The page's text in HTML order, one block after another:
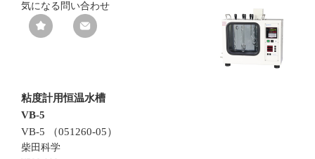
気になる 問い合わせ
粘度計用恒温水槽
VB-5
VB-5 （051260-05）
柴田科学